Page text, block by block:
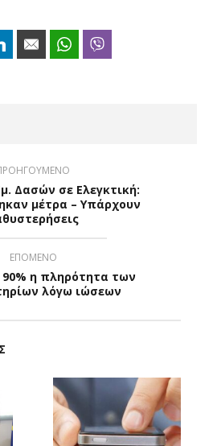
LinkedIn Email WhatsApp
Δασών σε Ελεγκτική:
μέτρα – Υπάρχουν
ΕΠΟΜΕΝΟ
η πληρότητα των
λόγω ιώσεων